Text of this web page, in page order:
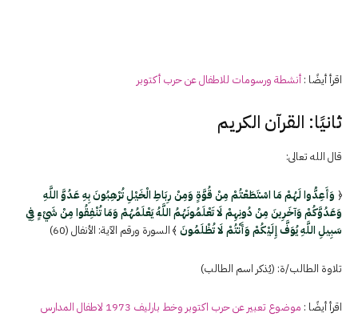
اقرأ أيضًا : أنشطة ورسومات للاطفال عن حرب أكتوبر
ثانيًا: القرآن الكريم
قال الله تعالى:
﴿ وَأَعِدُّوا لَهُمْ مَا اسْتَطَعْتُمْ مِنْ قُوَّةٍ وَمِنْ رِبَاطِ الْخَيْلِ تُرْهِبُونَ بِهِ عَدُوَّ اللَّهِ
وَعَدُوَّكُمْ وَآخَرِينَ مِنْ دُونِهِمْ لَا تَعْلَمُونَهُمُ اللَّهُ يَعْلَمُهُمْ وَمَا تُنْفِقُوا مِنْ شَيْءٍ فِي
سَبِيلِ اللَّهِ يُوَفَّ إِلَيْكُمْ وَأَنْتُمْ لَا تُظْلَمُونَ ﴾ السورة ورقم الآية: الأنفال (60)
تلاوة الطالب/ة: (يُذكر اسم الطالب)
اقرأ أيضًا : موضوع تعبير عن حرب اكتوبر وخط بارليف 1973 لاطفال المدارس